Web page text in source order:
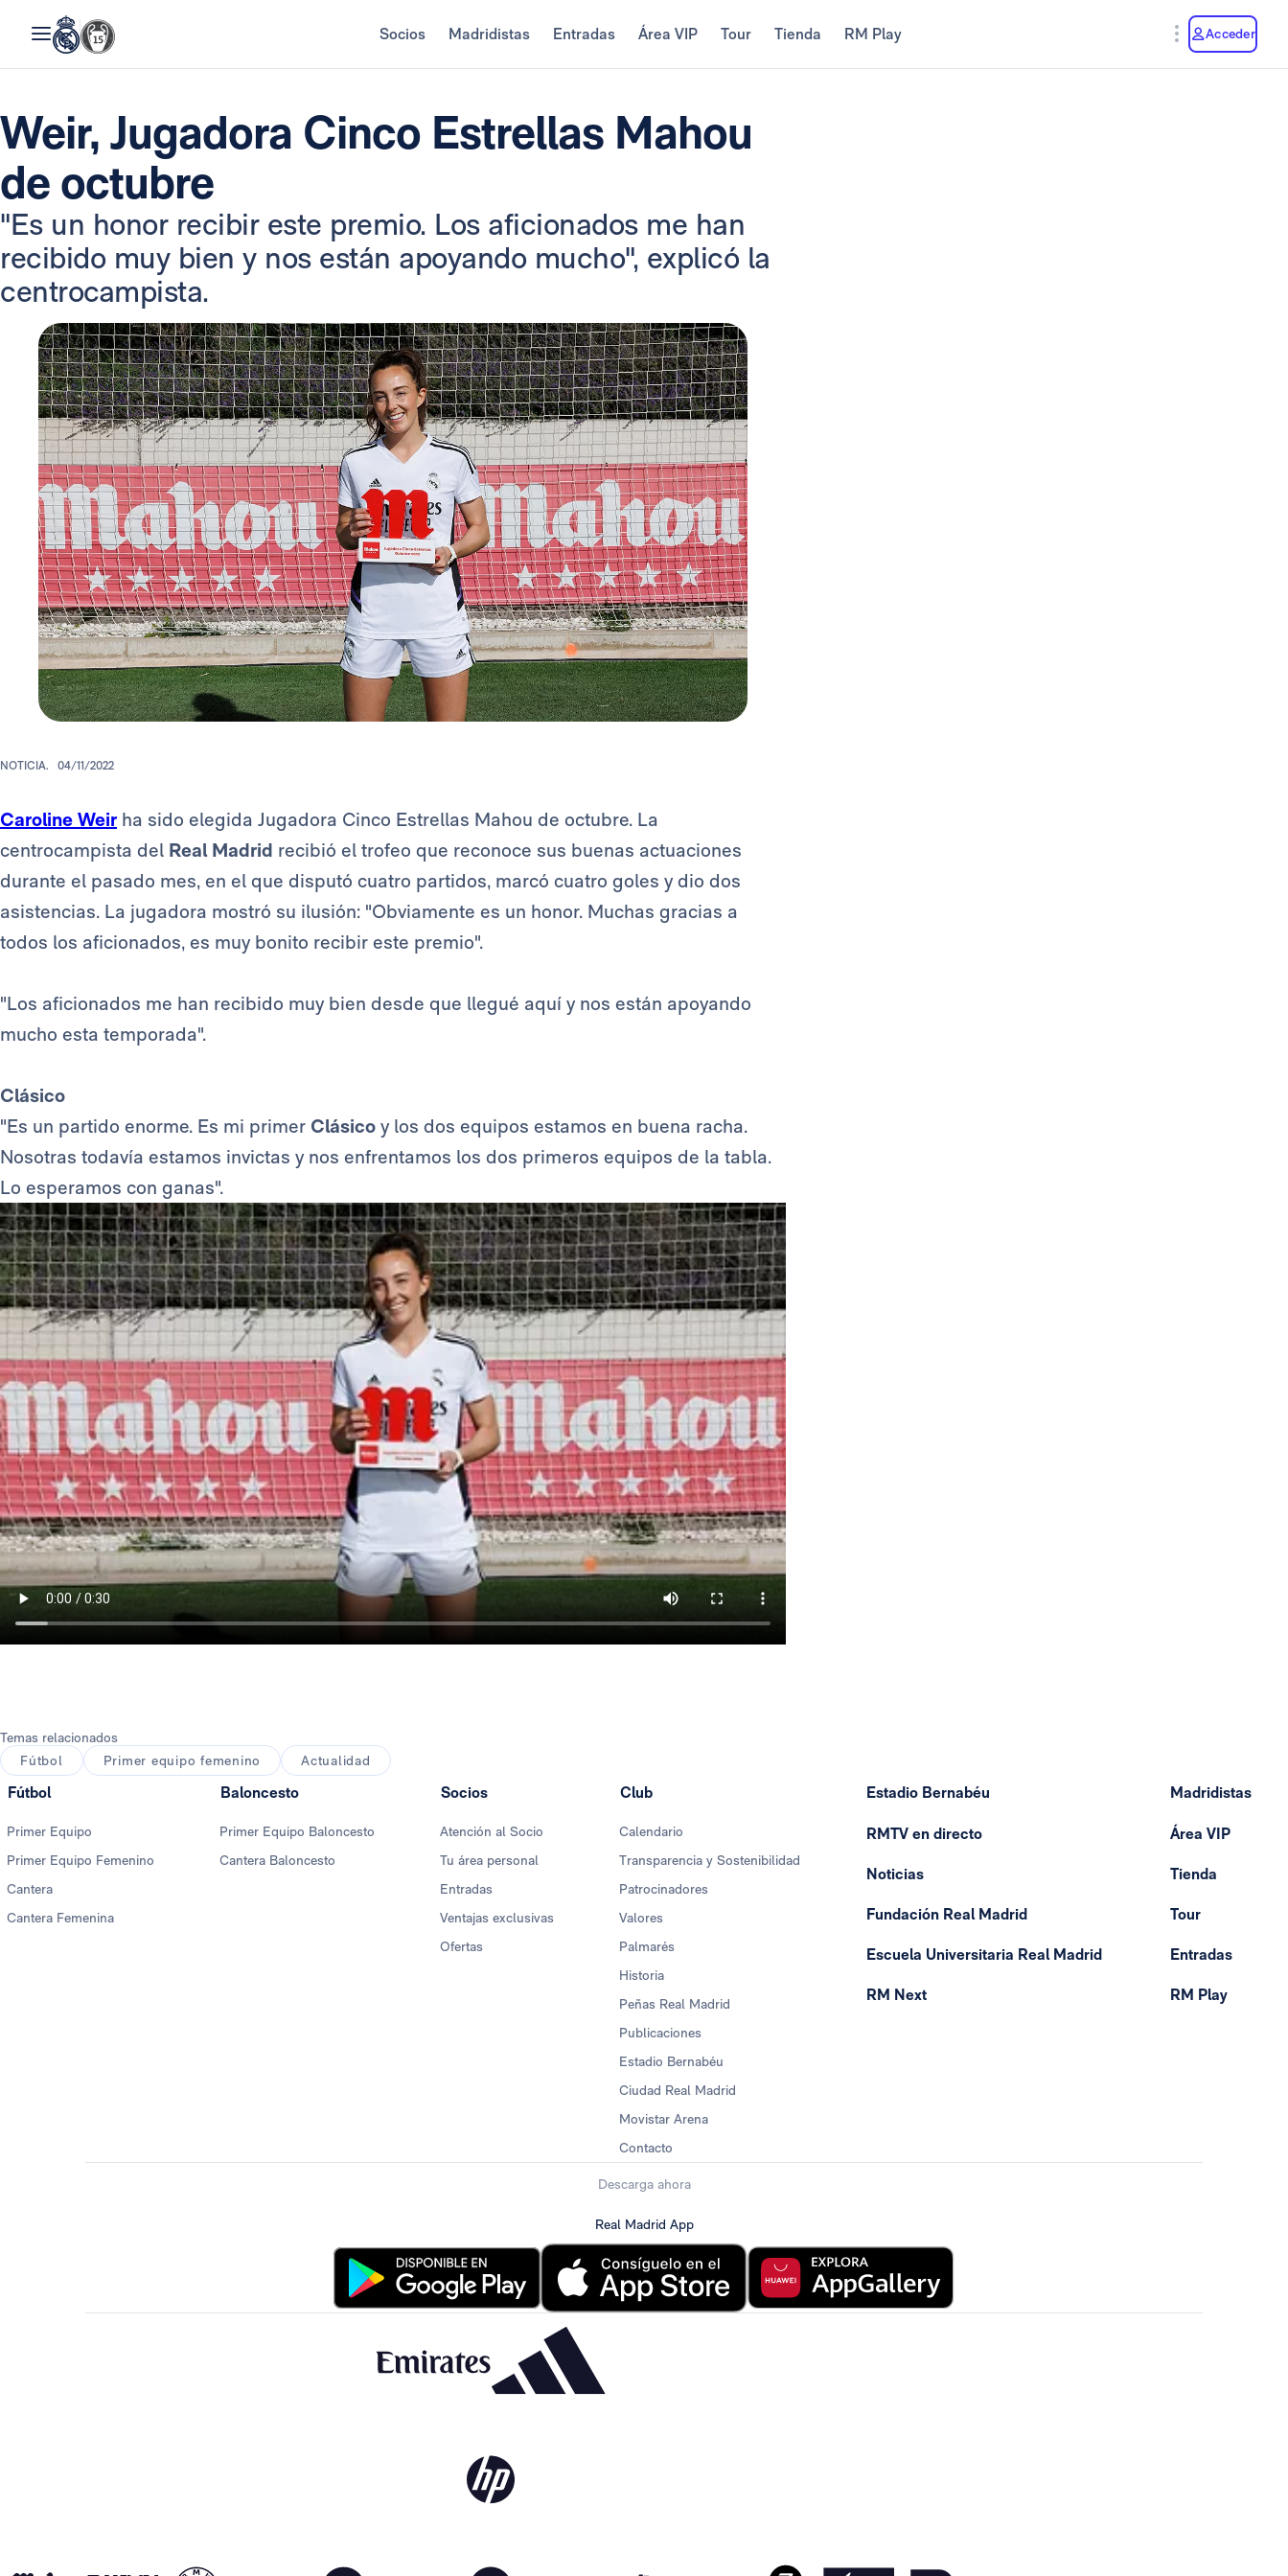
Socios Madridistas Entradas Área VIP Tour Tienda RM Play Acceder
Weir, Jugadora Cinco Estrellas Mahou
de octubre
"Es un honor recibir este premio. Los aficionados me han
recibido muy bien y nos están apoyando mucho", explicó la
centrocampista.
NOTICIA. 04/11/2022
Caroline Weir ha sido elegida Jugadora Cinco Estrellas Mahou de octubre. La
centrocampista del Real Madrid recibió el trofeo que reconoce sus buenas actuaciones
durante el pasado mes, en el que disputó cuatro partidos, marcó cuatro goles y dio dos
asistencias. La jugadora mostró su ilusión: "Obviamente es un honor. Muchas gracias a
todos los aficionados, es muy bonito recibir este premio".
"Los aficionados me han recibido muy bien desde que llegué aquí y nos están apoyando
mucho esta temporada".
Clásico
"Es un partido enorme. Es mi primer Clásico y los dos equipos estamos en buena racha.
Nosotras todavía estamos invictas y nos enfrentamos los dos primeros equipos de la tabla.
Lo esperamos con ganas".
Temas relacionados
Fútbol
Primer equipo femenino Actualidad
Fútbol
Primer Equipo
Primer Equipo Femenino
Cantera
Cantera Femenina
Baloncesto
Primer Equipo Baloncesto
Cantera Baloncesto
Socios
Atención al Socio
Tu área personal
Entradas
Ventajas exclusivas
Ofertas
Club
Calendario
Transparencia y Sostenibilidad
Patrocinadores
Valores
Palmarés
Historia
Peñas Real Madrid
Publicaciones
Estadio Bernabéu
Ciudad Real Madrid
Movistar Arena
Contacto
Estadio Bernabéu
RMTV en directo
Noticias
Fundación Real Madrid
Escuela Universitaria Real Madrid
RM Next
Madridistas
Área VIP
Tienda
Tour
Entradas
RM Play
Descarga ahora
Real Madrid App